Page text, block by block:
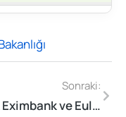
Sonraki:
Türk Eximbank ve Euler Hermes Aktiengesellschaft Arasında Reasürans Anlaşması İmzalandı